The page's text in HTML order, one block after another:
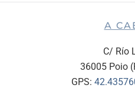
A
C/ Río
36005 Poio
GPS: